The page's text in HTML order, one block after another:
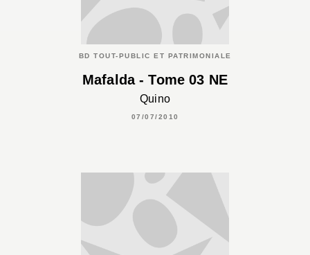
BD TOUT-PUBLIC ET PATRIMONIALE
Mafalda - Tome 03 NE
Quino
07/07/2010